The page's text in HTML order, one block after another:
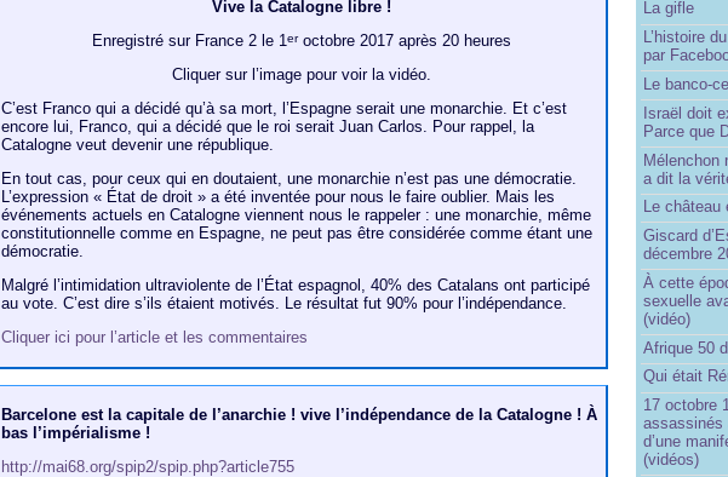
Vive la Catalogne libre !
Enregistré sur France 2 le 1eroctobre 2017 après 20 heures
Cliquer sur l’image pour voir la vidéo.
C’est Franco qui a décidé qu’à sa mort, l’Espagne serait une monarchie. Et c’est
encore lui, Franco, qui a décidé que le roi serait Juan Carlos. Pour rappel, la
Catalogne veut devenir une république.
En tout cas, pour ceux qui en doutaient, une monarchie n’est pas une démocratie.
L’expression « État de droit » a été inventée pour nous le faire oublier. Mais les
événements actuels en Catalogne viennent nous le rappeler : une monarchie, même
constitutionnelle comme en Espagne, ne peut pas être considérée comme étant une
démocratie.
Malgré l’intimidation ultraviolente de l’État espagnol, 40% des Catalans ont participé
au vote. C’est dire s’ils étaient motivés. Le résultat fut 90% pour l’indépendance.
Cliquer ici pour l’article et les commentaires
Barcelone est la capitale de l’anarchie ! vive l’indépendance de la Catalogne ! À
bas l’impérialisme !
http://mai68.org/spip2/spip.php?article755
La gifle
L’histoire
par
Le banco-
Israël doit
Parce que
Mélenchon
a dit la
Le château
Giscard
décembre
À cette
sexuelle
(vidéo)
Afrique 50
Qui était
17 octobre
assassinés
d’une
(vidéos)